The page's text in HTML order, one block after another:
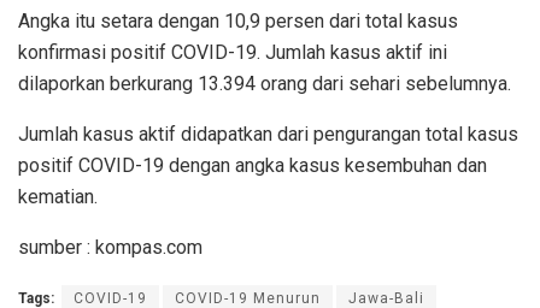
Angka itu setara dengan 10,9 persen dari total kasus
konfirmasi positif COVID-19. Jumlah kasus aktif ini
dilaporkan berkurang 13.394 orang dari sehari sebelumnya.
Jumlah kasus aktif didapatkan dari pengurangan total kasus
positif COVID-19 dengan angka kasus kesembuhan dan
kematian.
sumber : kompas.com
Tags: COVID-19 COVID-19 Menurun Jawa-Bali